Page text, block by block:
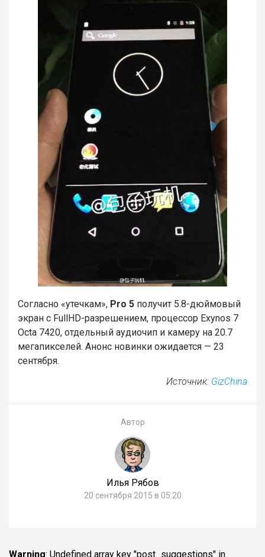
Согласно «утечкам», Pro 5 получит 5.8-дюймовый
экран с FullHD-разрешением, процессор Exynos 7
Octa 7420, отдельный аудиочип и камеру на 20.7
мегапикселей. Анонс новинки ожидается — 23
сентября.
Источник: GizChina
Автор
Илья Рябов
20 сентября 2015 в 05:20
Warning: Undefined array key "post_suggestions" in